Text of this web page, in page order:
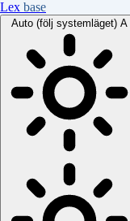
Lex base
Auto (följ systemläget) A